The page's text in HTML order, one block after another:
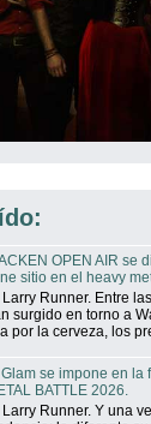
OPEN AIR se
sitio en el heavy
Larry Runner. Entre
surgido en torno a
por la cerveza, los
Glam se impone en la
BATTLE 2026.
Larry Runner. Y una